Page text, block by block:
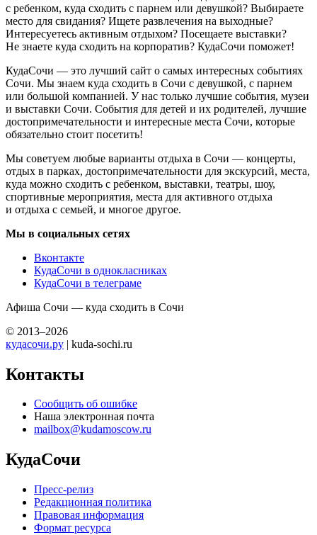
с ребенком, куда сходить с парнем или девушкой? Выбираете
место для свидания? Ищете развлечения на выходные?
Интересуетесь активным отдыхом? Посещаете выставки?
Не знаете куда сходить на корпоратив? КудаСочи поможет!
КудаСочи — это лучший сайт о самых интересных событиях
Сочи. Мы знаем куда сходить в Сочи с девушкой, с парнем
или большой компанией. У нас только лучшие события, музеи
и выставки Сочи. События для детей и их родителей, лучшие
достопримечательности и интересные места Сочи, которые
обязательно стоит посетить!
Мы советуем любые варианты отдыха в Сочи — концерты,
отдых в парках, достопримечательности для экскурсий, места,
куда можно сходить с ребенком, выставки, театры, шоу,
спортивные мероприятия, места для активного отдыха
и отдыха с семьей, и многое другое.
Мы в социальных сетях
Вконтакте
КудаСочи в однокласниках
КудаСочи в телеграме
Афиша Сочи — куда сходить в Сочи
© 2013–2026
кудасочи.ру | kuda-sochi.ru
Контакты
Сообщить об ошибке
Наша электронная почта
mailbox@kudamoscow.ru
КудаСочи
Пресс-релиз
Редакционная политика
Правовая информация
Формат ресурса